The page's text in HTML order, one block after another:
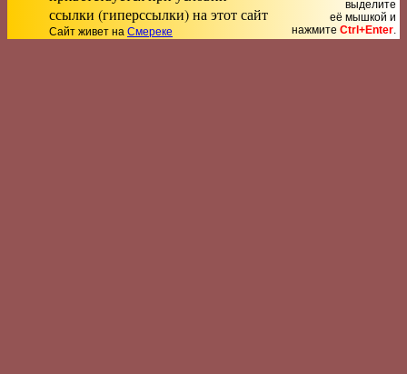
ссылки (гиперссылки) на этот сайт
Сайт живет на Смереке
выделите
её мышкой и
нажмите Ctrl+Enter.